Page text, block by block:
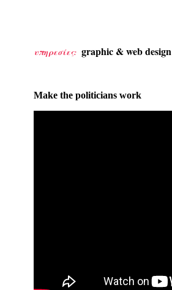
υπηρεσίες: graphic & web design
Make the politicians work